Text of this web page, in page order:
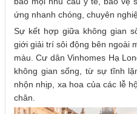
ứng nhanh chóng, chuyên
Sự kết hợp giữa không gian
giới giải trí sôi động bên ngoài
màu. Cư dân Vinhomes Hạ
không gian sống, từ sự tĩnh
nhộn nhịp, xa hoa của các lễ
chân.